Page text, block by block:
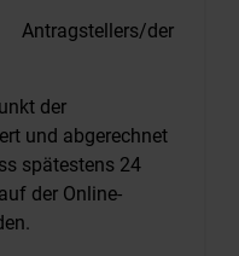
der
der
und abgerechnet
spätestens 24
der Online-